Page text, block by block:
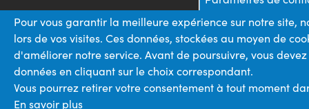
Pour vous garantir la meilleure expérience sur notre site,
lors de vos visites. Ces données, stockées au moyen de
d'améliorer notre service. Avant de poursuivre, vous
données en cliquant sur le choix correspondant.
Vous pourrez retirer votre consentement à tout moment
En savoir plus